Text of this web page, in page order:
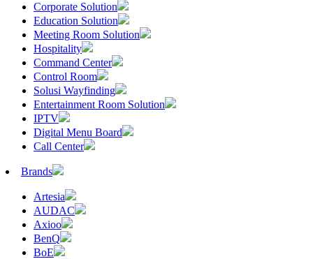
Corporate Solution
Education Solution
Meeting Room Solution
Hospitality
Command Center
Control Room
Solusi Wayfinding
Entertainment Room Solution
IPTV
Digital Menu Board
Call Center
Brands
Artesia
AUDAC
Axioo
BenQ
BoE